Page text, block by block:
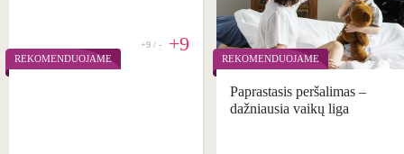
REKOMENDUOJAME
+9 / - +9
REKOMENDUOJAME
Paprastasis peršalimas –
dažniausia vaikų liga